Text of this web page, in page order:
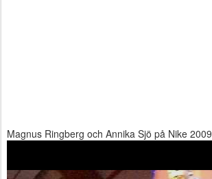
Magnus Ringberg och Annika Sjö på Nike 2009